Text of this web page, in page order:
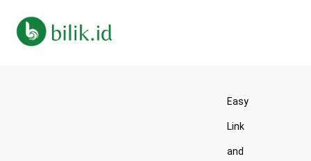
Easy
Link
and